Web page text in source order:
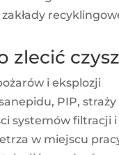
zlecić
i eksplozji
PIP,
systemów filtracji
w miejscu